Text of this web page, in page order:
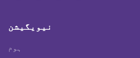
نیویگیشن
ہوم